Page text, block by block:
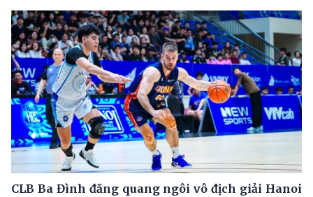
CLB Ba Đình đăng quang ngôi vô địch giải Hanoi